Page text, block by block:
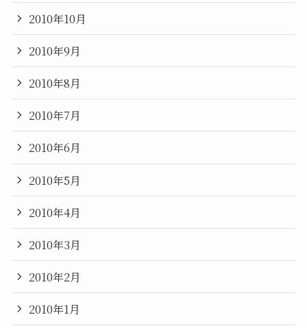
2010年10月
2010年9月
2010年8月
2010年7月
2010年6月
2010年5月
2010年4月
2010年3月
2010年2月
2010年1月